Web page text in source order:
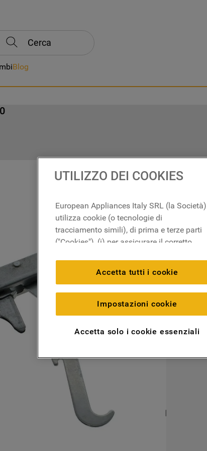
Cerca
Blog
UTILIZZO DEI COOKIES
European Appliances Italy SRL (la Società)
utilizza cookie (o tecnologie di
tracciamento simili), di prima e terze parti
("Cookies"), (i) per assicurare il corretto
migliorare l'esperienza di navigazione
(cookie tecnici), (ii) per finalità statistiche e
per rilevare l’audience del nostro sito e
come interagisce con il sito (cookie
analitici), (iii) per annunci personalizzati e
(anche per il tramite di terze parti e su altri
siti web o piattaforme social, come ad
esempio Google LLC - scopri maggiori
informazioni sulla Privacy Policy di Google
https://business.safety.google/privacy/
Accetta tutti i cookie
Impostazioni cookie
Accetta solo i cookie essenziali